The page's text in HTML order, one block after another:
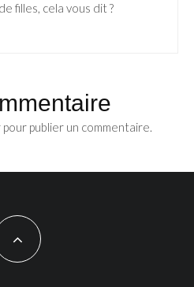
filles, cela vous dit ?
pour publier un commentaire.